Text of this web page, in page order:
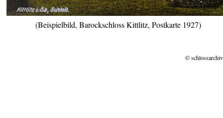
(Beispielbild, Barockschloss Kittlitz, Postkarte 1927)
©